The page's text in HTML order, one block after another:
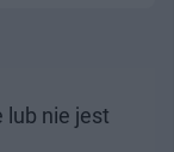
lub nie jest